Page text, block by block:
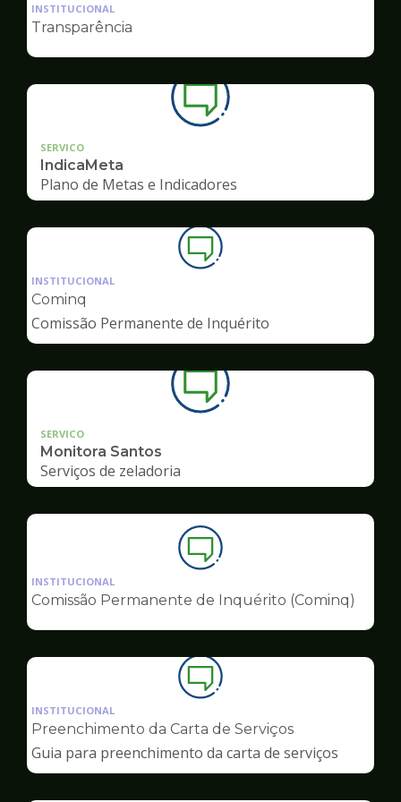
Ouvidoria
INSTITUCIONAL
Transparência
SERVICO
IndicaMeta
Plano de Metas e Indicadores
Ilustração
da
de
Ouvidoria
INSTITUCIONAL
Cominq
Comissão Permanente de Inquérito
SERVICO
Monitora Santos
Serviços de zeladoria
Ilustração
da
pagina
Ouvidoria
INSTITUCIONAL
Comissão Permanente de Inquérito (Cominq)
Ilustração
da
pagina
de
Ouvidoria
INSTITUCIONAL
Preenchimento da Carta de Serviços
Guia para preenchimento da carta de serviços